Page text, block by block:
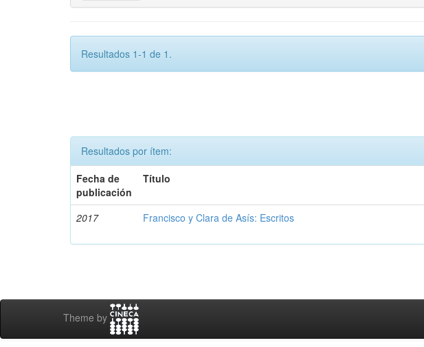
Resultados 1-1 de 1.
Resultados por ítem:
Fecha de
publicación
Título
2017 Francisco y Clara de Asís: Escritos
Theme by